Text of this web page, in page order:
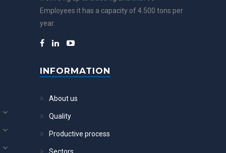
Employees it has a capacity of 4.500 tons per
year.
INFORMATION
About us
Quality
Productive process
Sectors